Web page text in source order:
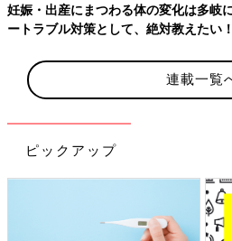
出典：Instagramアカウント「yukari.36」
yukari.nさんがおうちで使用している
り付けてリモコンで操作できるのが
ォルムが特徴的で可愛いですよね。
妊娠・出産にまつわる体の変化は多岐
ートラブル対策として、絶対教えたい
連載一覧
ピックアップ